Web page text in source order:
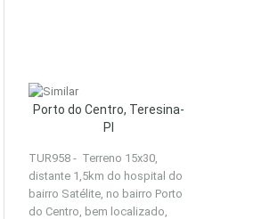
Porto do Centro, Teresina-
PI
TUR958 - Terreno 15x30,
distante 1,5km do hospital do
bairro Satélite, no bairro Porto
do Centro, bem localizado,